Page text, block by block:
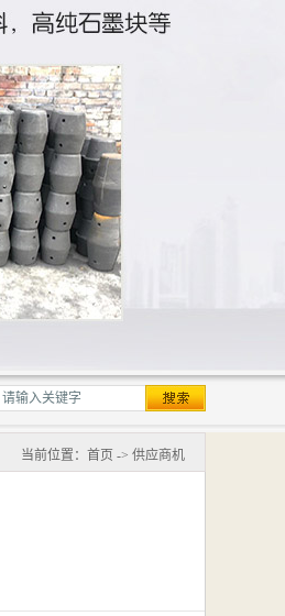
当前位置： 首页 -> 供应商机